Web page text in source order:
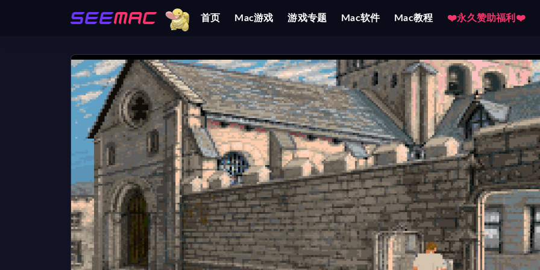
首页 Mac游戏 游戏专题 Mac软件 Mac教程
❤️永久赞助福利❤️